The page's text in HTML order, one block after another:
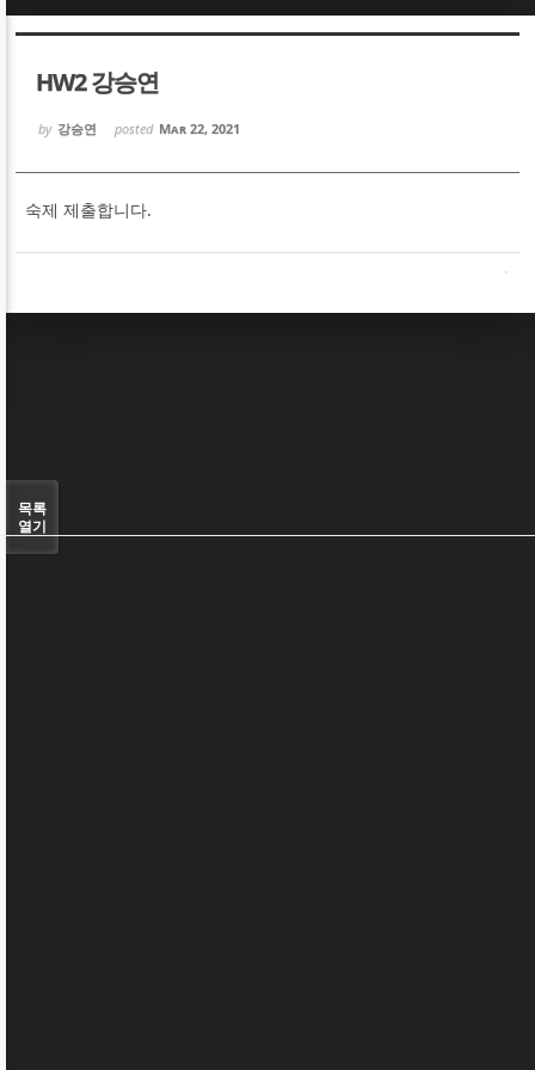
HW2 강승연
by 강승연 posted Mar 22, 2021
숙제 제출합니다.
목록
열기
Sketchbook5, 스케치북5
Sketchbook5, 스케치북5
Sketchbook5, 스케치북5
Sketchbook5, 스케치북5